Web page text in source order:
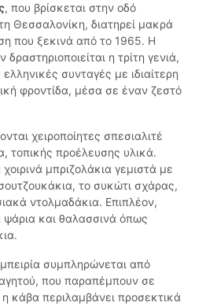
, που βρίσκεται στην οδό
Θεσσαλονίκη, διατηρεί μακρά
που ξεκινά από το 1965. Η
η τρίτη γενιά,
συνταγές με ιδιαίτερη
φροντίδα, μέσα σε έναν ζεστό
χειροποίητες σπεσιαλιτέ
τοπικής προέλευσης υλικά.
μπριζολάκια γεμιστά με
το συκώτι σχάρας,
ντολμαδάκια. Επιπλέον,
και θαλασσινά όπως
συμπληρώνεται από
που παραπέμπουν σε
κάβα περιλαμβάνει προσεκτικά